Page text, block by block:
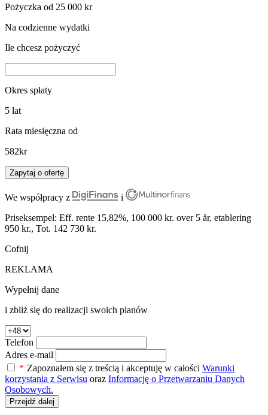
Pożyczka od 25 000 kr
Na codzienne wydatki
Ile chcesz pożyczyć
Okres spłaty
5 lat
Rata miesięczna od
582kr
Zapytaj o ofertę
We współpracy z
i
Priseksempel: Eff. rente 15,82%, 100 000 kr. over 5 år, etablering
950 kr., Tot. 142 730 kr.
Cofnij
REKLAMA
Wypełnij dane
i zbliż się do realizacji swoich planów
Telefon
Adres e-mail
* Zapoznałem się z treścią i akceptuję w całości Warunki
korzystania z Serwisu oraz Informację o Przetwarzaniu Danych
Osobowych.
Przejdź dalej